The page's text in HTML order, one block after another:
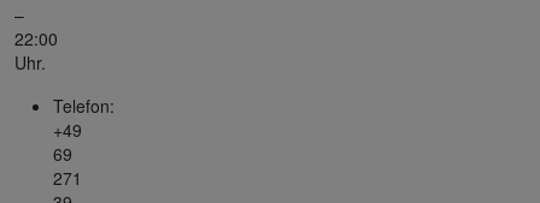
–
22:00
Uhr.
Telefon:
+49
69
271